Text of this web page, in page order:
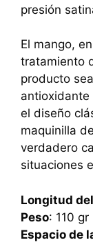
presión
El mango,
tratamiento
producto
antioxidante
el diseño
maquinilla
verdadero
situaciones
Longitud
Peso: 110 gr
Espacio de